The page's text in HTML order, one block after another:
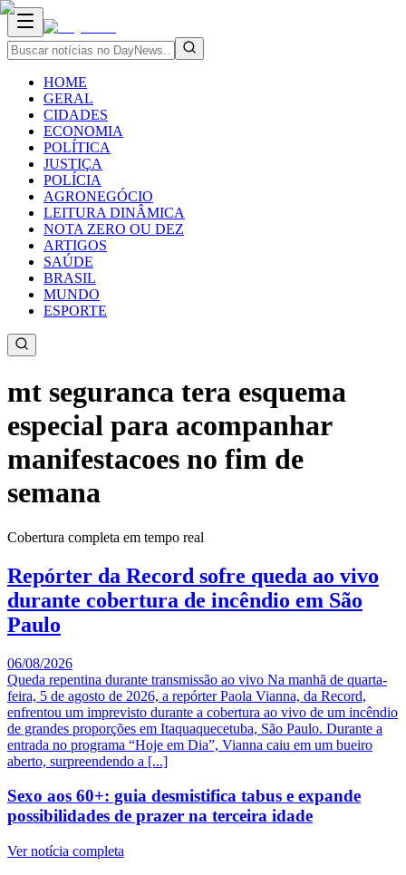
HOME
GERAL
CIDADES
ECONOMIA
POLÍTICA
JUSTIÇA
POLÍCIA
AGRONEGÓCIO
LEITURA DINÂMICA
NOTA ZERO OU DEZ
ARTIGOS
SAÚDE
BRASIL
MUNDO
ESPORTE
mt seguranca tera esquema
especial para acompanhar
manifestacoes no fim de
semana
Cobertura completa em tempo real
Repórter da Record sofre queda ao vivo
durante cobertura de incêndio em São
Paulo
06/08/2026
Queda repentina durante transmissão ao vivo Na manhã de quarta-
feira, 5 de agosto de 2026, a repórter Paola Vianna, da Record,
enfrentou um imprevisto durante a cobertura ao vivo de um incêndio
de grandes proporções em Itaquaquecetuba, São Paulo. Durante a
entrada no programa “Hoje em Dia”, Vianna caiu em um bueiro
aberto, surpreendendo a [...]
Sexo aos 60+: guia desmistifica tabus e expande
possibilidades de prazer na terceira idade
Ver notícia completa